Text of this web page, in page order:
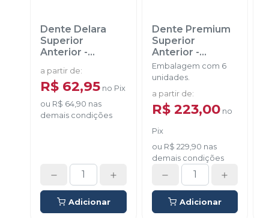
Dente Delara
Superior
Anterior -
a partir de:
R$ 62,95 no Pix
ou R$ 64,90 nas
demais condições
Adicionar
Dente Premium
Superior
Anterior -
KULZER
Embalagem com 6
unidades.
a partir de:
R$ 223,00 no
Pix
ou R$ 229,90 nas
demais condições
Adicionar